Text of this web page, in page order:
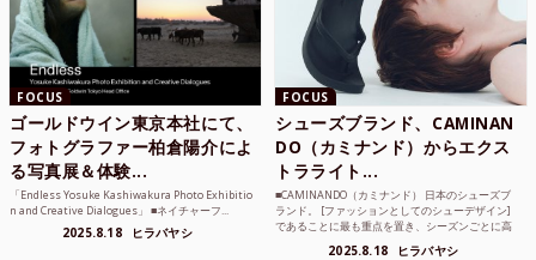
FOCUS
ゴールドウイン東京本社にて、
フォトグラファー柏倉陽介によ
る写真展＆体験...
「Endless Yosuke Kashiwakura Photo Exhibitio
n and Creative Dialogues」 ■ネイチャーフ...
2025.8.18 ヒラバヤシ
FOCUS
シューズブランド、CAMINAN
DO（カミナンド）からエクス
トラライト...
■CAMINANDO（カミナンド） 日本のシューズブ
ランド。 [ファッションとしてのシューデザイン]
であることに最も重点を置き、シーズンごとに高
2025.8.18 ヒラバヤシ